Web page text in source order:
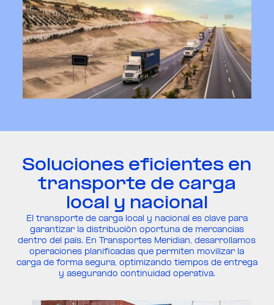
Soluciones eficientes en
transporte de carga
local y nacional
El transporte de carga local y nacional es clave para
garantizar la distribución oportuna de mercancías
dentro del país. En Transportes Meridian, desarrollamos
operaciones planificadas que permiten movilizar la
carga de forma segura, optimizando tiempos de entrega
y asegurando continuidad operativa.